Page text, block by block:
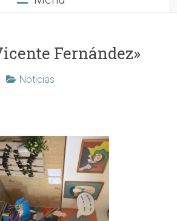
Fernández»
Noticias